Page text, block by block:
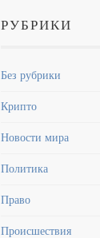
РУБРИКИ
Без рубрики
Крипто
Новости мира
Политика
Право
Происшествия